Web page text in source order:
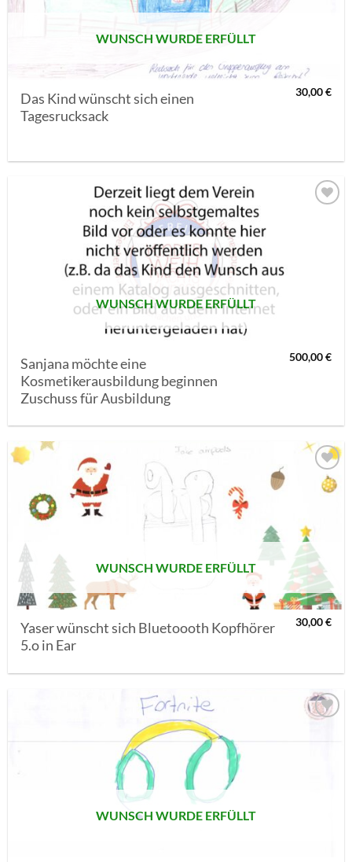
WUNSCH WURDE ERFÜLLT
Das Kind wünscht sich einen
Tagesrucksack
30,00€
WUNSCH WURDE ERFÜLLT
Sanjana möchte eine
Kosmetikerausbildung beginnen
Zuschuss für Ausbildung
500,00€
AUF MEINE
WUNSCH WURDE ERFÜLLT
Yaser wünscht sich Bluetoooth Kopfhörer
5.o in Ear
30,00€
WUNSCH WURDE ERFÜLLT